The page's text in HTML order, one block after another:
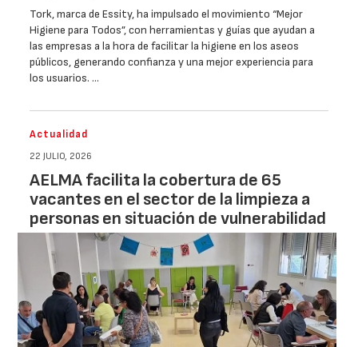
Tork, marca de Essity, ha impulsado el movimiento “Mejor
Higiene para Todos”, con herramientas y guías que ayudan a
las empresas a la hora de facilitar la higiene en los aseos
públicos, generando confianza y una mejor experiencia para
los usuarios. …
Actualidad
22 JULIO, 2026
AELMA facilita la cobertura de 65
vacantes en el sector de la limpieza a
personas en situación de vulnerabilidad